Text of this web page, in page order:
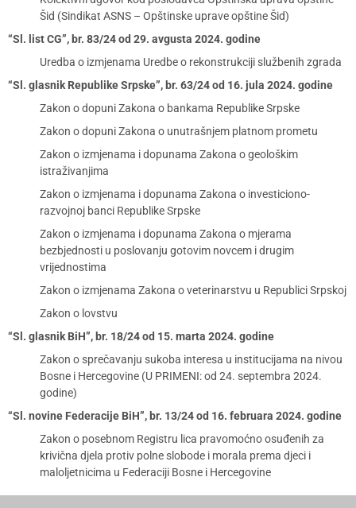
Šid (Sindikat ASNS – Opštinske uprave opštine Šid)
“Sl. list CG”, br. 83/24 od 29. avgusta 2024. godine
Uredba o izmjenama Uredbe o rekonstrukciji službenih zgrada
“Sl. glasnik Republike Srpske”, br. 63/24 od 16. jula 2024. godine
Zakon o dopuni Zakona o bankama Republike Srpske
Zakon o dopuni Zakona o unutrašnjem platnom prometu
Zakon o izmjenama i dopunama Zakona o geološkim
istraživanjima
Zakon o izmjenama i dopunama Zakona o investiciono-
razvojnoj banci Republike Srpske
Zakon o izmjenama i dopunama Zakona o mjerama
bezbjednosti u poslovanju gotovim novcem i drugim
vrijednostima
Zakon o izmjenama Zakona o veterinarstvu u Republici Srpskoj
Zakon o lovstvu
“Sl. glasnik BiH”, br. 18/24 od 15. marta 2024. godine
Zakon o sprečavanju sukoba interesa u institucijama na nivou
Bosne i Hercegovine (U PRIMENI: od 24. septembra 2024.
godine)
“Sl. novine Federacije BiH”, br. 13/24 od 16. februara 2024. godine
Zakon o posebnom Registru lica pravomoćno osuđenih za
krivična djela protiv polne slobode i morala prema djeci i
maloljetnicima u Federaciji Bosne i Hercegovine